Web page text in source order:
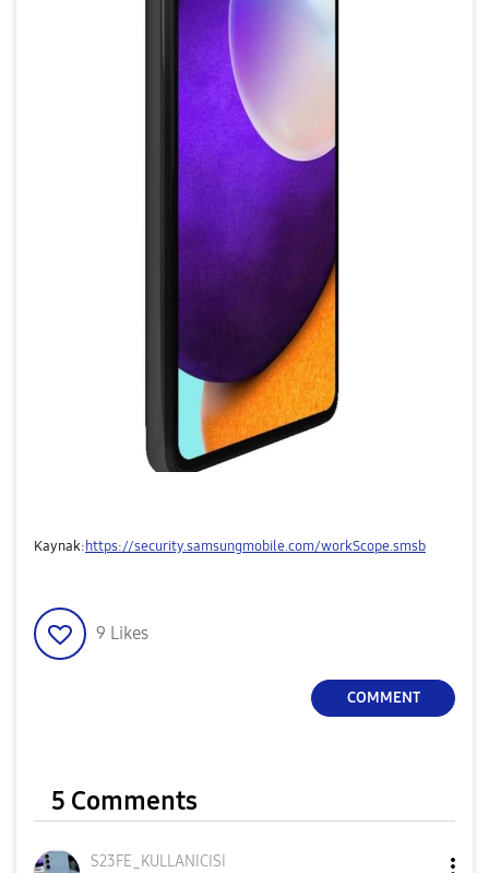
Kaynak:https://security.samsungmobile.com/workScope.smsb
9 Likes
COMMENT
5 Comments
S23FE_KULLANICI SI